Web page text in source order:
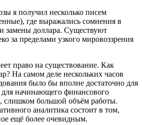
я получил несколько писем
где выражались сомнения в
замены доллара. Существуют
за пределами узкого мировоззрения
право на существование. Как
На самом деле нескольких часов
было бы вполне достаточно для
для начинающего финансового
слишком большой объём работы.
аналитика состоит в том,
ещё более очевидным.